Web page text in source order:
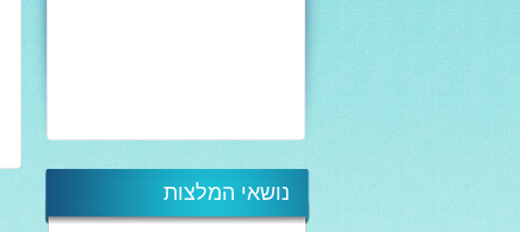
נושאי המלצות